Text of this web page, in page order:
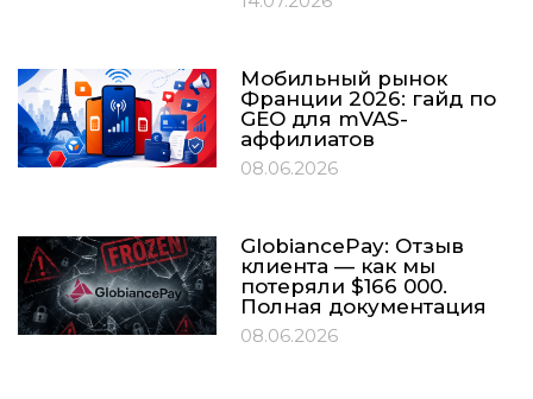
Мобильный рынок
Франции 2026: гайд по
GEO для mVAS-
аффилиатов
08.06.2026
GlobiancePay: Отзыв
клиента — как мы
потеряли $166 000.
Полная документация
08.06.2026